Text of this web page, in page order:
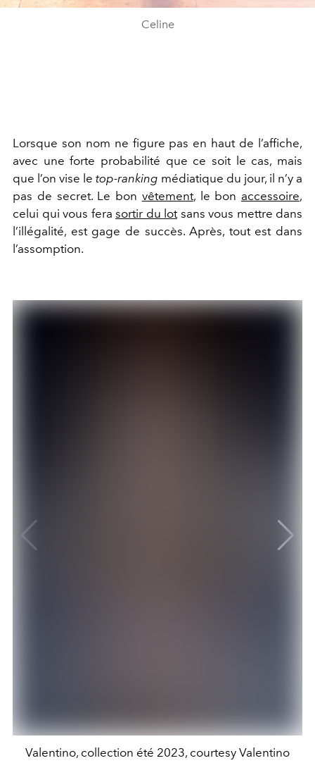
Celine
Lorsque son nom ne figure pas en haut de l’affiche,
avec une forte probabilité que ce soit le cas, mais
que l’on vise le top-ranking médiatique du jour, il n’y a
pas de secret. Le bon vêtement, le bon accessoire,
celui qui vous fera sortir du lotsans vous mettre dans
l’illégalité, est gage de succès. Après, tout est dans
l’assomption.
Valentino, collection été 2023, courtesy Valentino